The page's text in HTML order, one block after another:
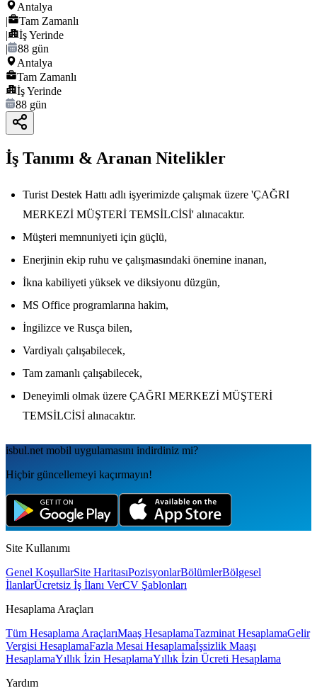
Antalya
|
Tam Zamanlı
|
İş Yerinde
|
88 gün
Antalya
Tam Zamanlı
İş Yerinde
88 gün
İş Tanımı & Aranan Nitelikler
Turist Destek Hattı adlı işyerimizde çalışmak üzere 'ÇAĞRI
MERKEZİ MÜŞTERİ TEMSİLCİSİ' alınacaktır.
Müşteri memnuniyeti için güçlü,
Enerjinin ekip ruhu ve çalışmasındaki önemine inanan,
İkna kabiliyeti yüksek ve diksiyonu düzgün,
MS Office programlarına hakim,
İngilizce ve Rusça bilen,
Vardiyalı çalışabilecek,
Tam zamanlı çalışabilecek,
Deneyimli olmak üzere ÇAĞRI MERKEZİ MÜŞTERİ
TEMSİLCİSİ alınacaktır.
isbul.net mobil uygulamаsını indirdiniz mi?
Hiçbir güncellemeyi kaçırmayın!
Site Kullanımı
Genel KoşullarSite HaritasıPozisyonlarBölümlerBölgesel
İlanlarÜcretsiz İş İlanı VerCV Şablonları
Hesaplama Araçları
Tüm Hesaplama AraçlarıMaaş HesaplamaTazminat HesaplamaGelir
Vergisi HesaplamaFazla Mesai Hesaplamaİşsizlik Maaşı
HesaplamaYıllık İzin HesaplamaYıllık İzin Ücreti Hesaplama
Yardım